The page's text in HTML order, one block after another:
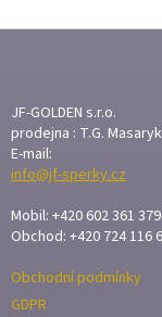
A
T
JF-GOLDEN s.r.o.
prodejna : T.G.
E-mail:
info@jf-sperky.cz
Mobil: +420 602 361 379
Obchod: +420 724 116
Obchodní podmínky
GDPR